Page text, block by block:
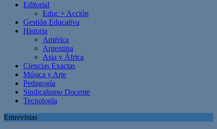
Editorial
Educ + Acción
Gestión Educativa
Historia
América
Argentina
Asia y África
Ciencias Exactas
Música y Arte
Pedagogía
Sindicalismo Docente
Tecnología
Entrevistas